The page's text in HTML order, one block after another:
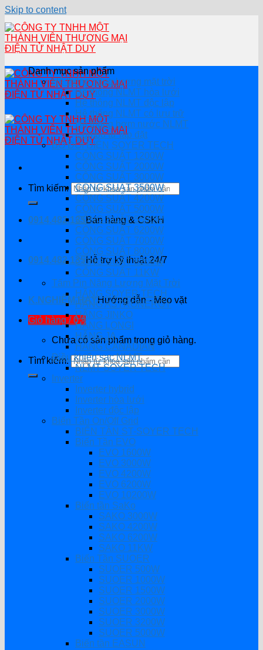
Skip to content
Tìm kiếm:
0914.482.135Bán hàng & CSKH
0914.482.135Hỗ trợ kỹ thuật 24/7
K.NGHIỆM HAYHướng dẫn - Mẹo vặt
Giỏ hàng /0₫
Chưa có sản phẩm trong giỏ hàng.
Tìm kiếm:
Danh mục sản phẩm
Hệ thống năng lượng mặt trời
Hệ thống NLMT hòa lưới
Hệ thông NLMT độc lập
Hệ thống NLMT có lưu trữ
Hệ thống bơm nước NLMT
Combo tự lắp đặt
BỘ ĐỔI ĐIỆN SOYER TECH
CÔNG SUẤT 1200W
CÔNG SUẤT 2000W
CÔNG SUẤT 3000W
CÔNG SUẤT 3500W
CÔNG SUẤT 4200W
CÔNG SUẤT 5000W
CÔNG SUẤT 5500W
CÔNG SUẤT 6200W
CÔNG SUẤT 7000W
CÔNG SUẤT 8000W
CÔNG SUẤT 8200W
CÔNG SUẤT 11KW
Tấm Pin Năng Lượng Mặt Trời
HÃNG SOYER TECH
HÃNG ASTRONERGY
HÃNG JINKO
HÃNG LONGI
HÃNG JA
HÃNG CANADIAN
Điều khiển sạc NLMT
NLMT SOYER TECH
Inverter
Inverter hybrid
Inverter hòa lưới
Inverter độc lập
Biến Tần On/Off Grid
BIẾN TẦN ST-SOYER TECH
Biến Tần EVO
EVO 1600W
EVO 3000W
EVO 4200W
EVO 6200W
EVO 10200W
Biến tần SaKo
SAKO 3000W
SAKO 4200W
SAKO 6200W
SAKO 11KW
Biến Tần SUOER
SUOER 500W
SUOER 1000W
SUOER 1500W
SUOER 2000W
SUOER 3000W
SUOER 3200W
SUOER 5000W
Biến tần EASUN